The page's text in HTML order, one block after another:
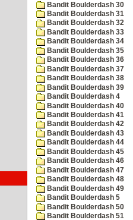
Bandit Boulderdash 30
Bandit Boulderdash 31
Bandit Boulderdash 32
Bandit Boulderdash 33
Bandit Boulderdash 34
Bandit Boulderdash 35
Bandit Boulderdash 36
Bandit Boulderdash 37
Bandit Boulderdash 38
Bandit Boulderdash 39
Bandit Boulderdash 4
Bandit Boulderdash 40
Bandit Boulderdash 41
Bandit Boulderdash 42
Bandit Boulderdash 43
Bandit Boulderdash 44
Bandit Boulderdash 45
Bandit Boulderdash 46
Bandit Boulderdash 47
Bandit Boulderdash 48
Bandit Boulderdash 49
Bandit Boulderdash 5
Bandit Boulderdash 50
Bandit Boulderdash 51